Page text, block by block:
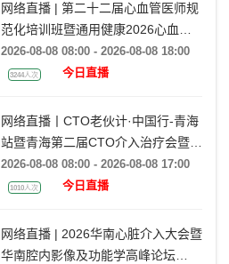
网络直播 | 第二十二届心血管医师规
范化培训班暨通用健康2026心血管
病年会
2026-08-08 08:00 - 2026-08-08 18:00
3244人次 今日直播
网络直播丨CTO老伙计·中国行-青海
站暨青海第二届CTO介入治疗会暨青
海大学附属医院首届复杂冠脉介入诊
疗研讨会暨2026高原泛血管疾病暨
2026-08-08 08:00 - 2026-08-08 17:00
1010人次 今日直播
网络直播 | 2026华南心脏介入大会暨
华南腔内影像及功能学高峰论坛